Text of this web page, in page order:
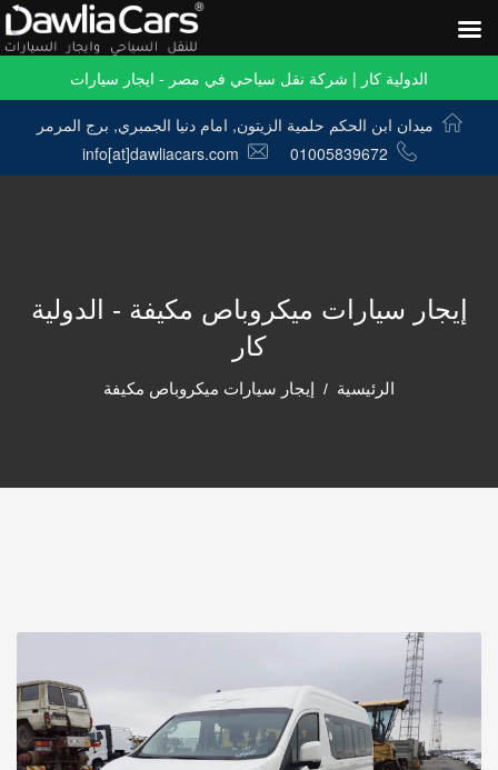
الدولية كار | شركة نقل سياحي في مصر - ايجار سيارات
ميدان ابن الحكم حلمية الزيتون, امام دنيا الجمبري, برج المرمر
01005839672
info[at]dawliacars.com
إيجار سيارات ميكروباص مكيفة - الدولية
كار
الرئيسية إيجار سيارات ميكروباص مكيفة